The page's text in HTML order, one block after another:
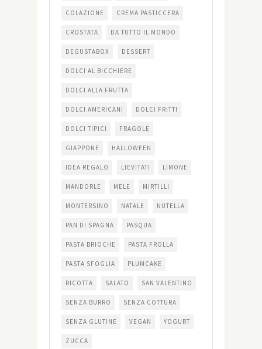
COLAZIONE CREMA PASTICCERA
CROSTATA DA TUTTO IL MONDO
DEGUSTABOX DESSERT
DOLCI AL BICCHIERE
DOLCI ALLA FRUTTA
DOLCI AMERICANI DOLCI FRITTI
DOLCI TIPICI FRAGOLE
GIAPPONE HALLOWEEN
IDEA REGALO LIEVITATI LIMONE
MANDORLE MELE MIRTILLI
MONTERSINO NATALE NUTELLA
PAN DI SPAGNA PASQUA
PASTA BRIOCHE PASTA FROLLA
PASTA SFOGLIA PLUMCAKE
RICOTTA SALATO SAN VALENTINO
SENZA BURRO SENZA COTTURA
SENZA GLUTINE VEGAN YOGURT
ZUCCA